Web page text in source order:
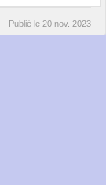
Publié le 20 nov. 2023